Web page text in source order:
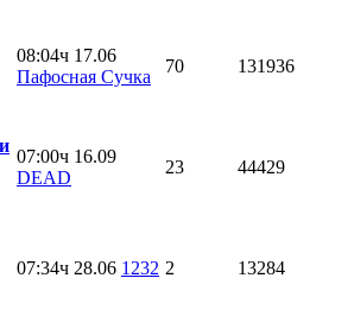
08:04ч 17.06
Пафосная Сучка
70 131936
07:00ч 16.09
DEAD
23 44429
07:34ч 28.06 1232 2 13284